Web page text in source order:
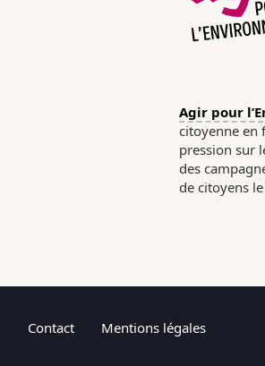
Agir pour
citoyenne en
pression sur
des
de citoyens
Contact Mentions légales